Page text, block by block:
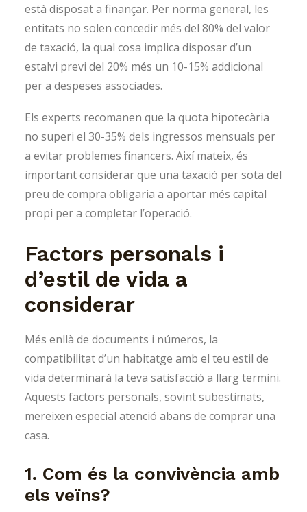
està disposat a finançar. Per norma general, les
entitats no solen concedir més del 80% del valor
de taxació, la qual cosa implica disposar d’un
estalvi previ del 20% més un 10-15% addicional
per a despeses associades.
Els experts recomanen que la quota hipotecària
no superi el 30-35% dels ingressos mensuals per
a evitar problemes financers. Així mateix, és
important considerar que una taxació per sota del
preu de compra obligaria a aportar més capital
propi per a completar l’operació.
Factors personals i
d’estil de vida a
considerar
Més enllà de documents i números, la
compatibilitat d’un habitatge amb el teu estil de
vida determinarà la teva satisfacció a llarg termini.
Aquests factors personals, sovint subestimats,
mereixen especial atenció abans de comprar una
casa.
1. Com és la convivència amb
els veïns?